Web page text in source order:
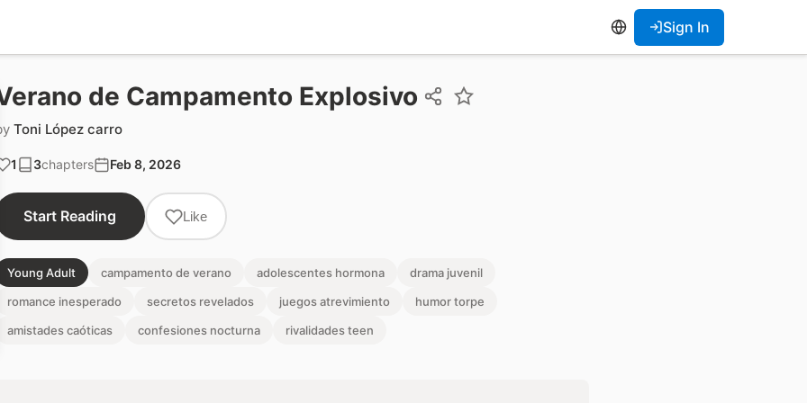
Sign In
de Campamento Explosivo
Toni López carro
1 3chapters Feb 8, 2026
Start Reading Like
Young Adult campamento de verano adolescentes hormona
drama juvenil
romance inesperado
secretos revelados juegos atrevimiento
humor torpe
amistades caóticas
confesiones nocturna rivalidades teen